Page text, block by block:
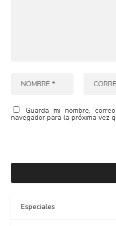
Guarda mi nombre,
navegador para la próxima vez
Especiales